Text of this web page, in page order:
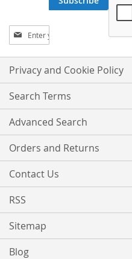
Sign
Up
for
Our
Newsletter:
Privacy and Cookie Policy
Search Terms
Advanced Search
Orders and Returns
Contact Us
RSS
Sitemap
Blog